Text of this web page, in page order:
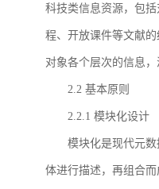
科技类信息资源，包
程、开放课件等文献
对象各个层次的信息
2.2 基本原则
2.2.1 模块化设计
模块化是现代元
体进行描述，再组合